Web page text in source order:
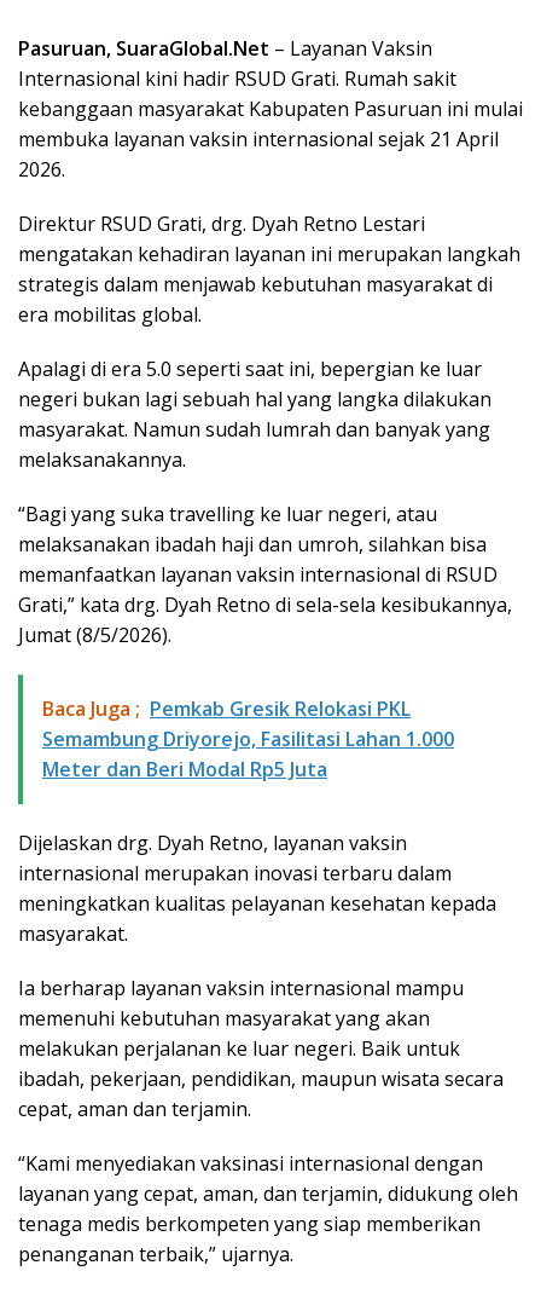
Pasuruan, SuaraGlobal.Net – Layanan Vaksin
Internasional kini hadir RSUD Grati. Rumah sakit
kebanggaan masyarakat Kabupaten Pasuruan ini mulai
membuka layanan vaksin internasional sejak 21 April
2026.
Direktur RSUD Grati, drg. Dyah Retno Lestari
mengatakan kehadiran layanan ini merupakan langkah
strategis dalam menjawab kebutuhan masyarakat di
era mobilitas global.
Apalagi di era 5.0 seperti saat ini, bepergian ke luar
negeri bukan lagi sebuah hal yang langka dilakukan
masyarakat. Namun sudah lumrah dan banyak yang
melaksanakannya.
“Bagi yang suka travelling ke luar negeri, atau
melaksanakan ibadah haji dan umroh, silahkan bisa
memanfaatkan layanan vaksin internasional di RSUD
Grati,” kata drg. Dyah Retno di sela-sela kesibukannya,
Jumat (8/5/2026).
Baca Juga ; Pemkab Gresik Relokasi PKL
Semambung Driyorejo, Fasilitasi Lahan 1.000
Meter dan Beri Modal Rp5 Juta
Dijelaskan drg. Dyah Retno, layanan vaksin
internasional merupakan inovasi terbaru dalam
meningkatkan kualitas pelayanan kesehatan kepada
masyarakat.
Ia berharap layanan vaksin internasional mampu
memenuhi kebutuhan masyarakat yang akan
melakukan perjalanan ke luar negeri. Baik untuk
ibadah, pekerjaan, pendidikan, maupun wisata secara
cepat, aman dan terjamin.
“Kami menyediakan vaksinasi internasional dengan
layanan yang cepat, aman, dan terjamin, didukung oleh
tenaga medis berkompeten yang siap memberikan
penanganan terbaik,” ujarnya.